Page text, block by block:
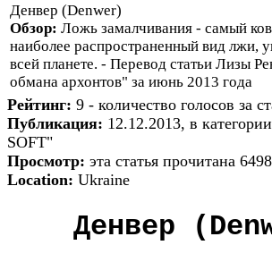
Денвер (Denwer)
Обзор: Ложь замалчивания - самый
наиболее распространенный вид лжи,
всей планете. - Перевод статьи Лизы
обмана архонтов" за июнь 2013 года
Рейтинг: 9 - количество голосов за
Публикация: 12.12.2013, в
SOFT"
Просмотр: эта статья прочитана
Location: Ukraine
Денвер